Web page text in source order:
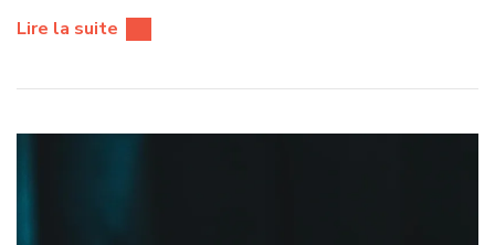
Lire la suite